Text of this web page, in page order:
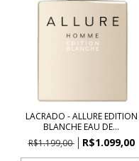
LACRADO - ALLURE EDITION
BLANCHE EAU DE...
R$1.199,00
R$1.099,00